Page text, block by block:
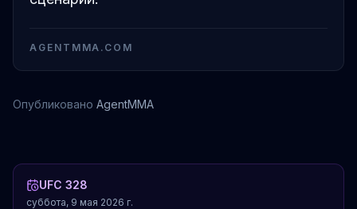
AGENTMMA.COM
Опубликовано AgentMMA
UFC 328
суббота, 9 мая 2026 г.